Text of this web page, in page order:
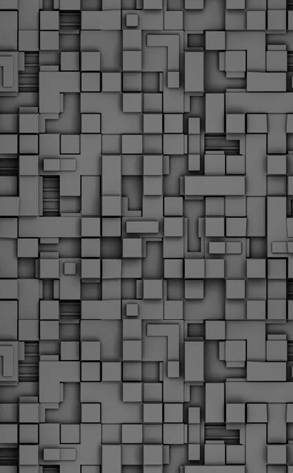
Τον απολογισμό των δράσεων ελέγχου για τα ζώα συντροφιάς
κατά το δίμηνο Ιανουαρίου – Φεβρουαρίου 2026 παρουσιάζει η
Δημοτική Αστυνομία Θεσσαλονίκης, με στόχο την προστασία των
ζώων και την ομαλή συμβίωση στην πόλη.
FEB
18
ΣτΕ: Οριστική απόρριψη της επαναφοράς του 13ου
και 14ου μισθού για τους δημοσίους υπαλλήλους
Με την απόφαση αυτή, το ΣτΕ απορρίπτει οριστικά τις
αξιώσεις των δημοσίων υπαλλήλων για επαναφορά των
δώρων, επικυρώνοντας την τρέχουσα κατάσταση παρά τις
αντιδράσεις της ΑΔΕΔΥ
Το ΣτΕ απέρριψε οριστικά την προσφυγή της ΑΔΕΔΥ και ενός
εκπαιδευτικού για την επαναφορά των δώρων Χριστουγέννων,
Πάσχα και θερινής άδειας (13ος και 14ος μισθός) στους
εργαζόμενους του δημόσιου τομέα, κλείνοντας μια μακρά
διαμάχη δεκαετιών που αφορούσε τις μνημονιακές περικοπές.
Γνωστοποίηση έκδοσης οριστικών αποτελεσμάτων –
Παροχή οδηγιών.
► Δείτε/κατεβάστε την πολυαναμενόμενη εγκύκλιο του Υπ.
FEB
1
Με διαρροή 2 μέρες πριν την στάση εργασίας
ενημερώνει το ΣτΕ για την απόρριψη της επαναφοράς